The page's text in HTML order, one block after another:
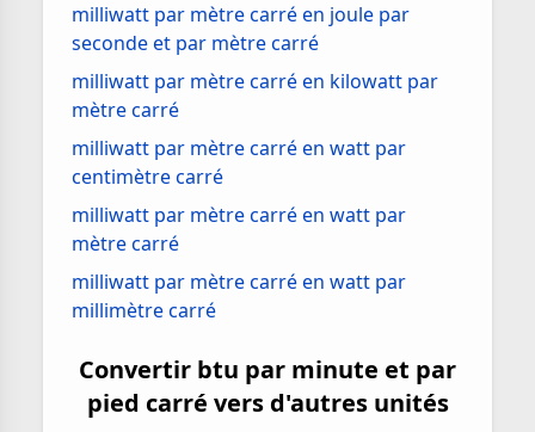
milliwatt par mètre carré en joule par
seconde et par mètre carré
milliwatt par mètre carré en kilowatt par
mètre carré
milliwatt par mètre carré en watt par
centimètre carré
milliwatt par mètre carré en watt par
mètre carré
milliwatt par mètre carré en watt par
millimètre carré
Convertir btu par minute et par
pied carré vers d'autres unités